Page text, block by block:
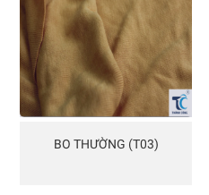
BO THƯỜNG (T03)